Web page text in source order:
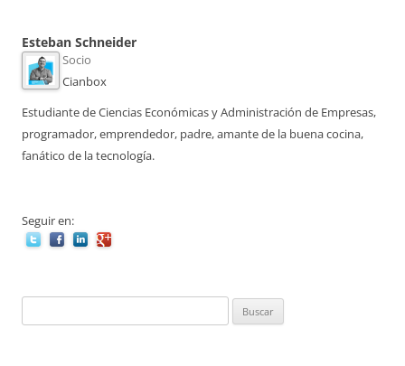
Esteban Schneider
Socio
Cianbox
Estudiante de Ciencias Económicas y Administración de Empresas,
programador, emprendedor, padre, amante de la buena cocina,
fanático de la tecnología.
Seguir en: